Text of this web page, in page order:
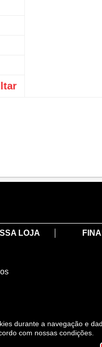
LOJA
durante a navegação e
com nossas condições.